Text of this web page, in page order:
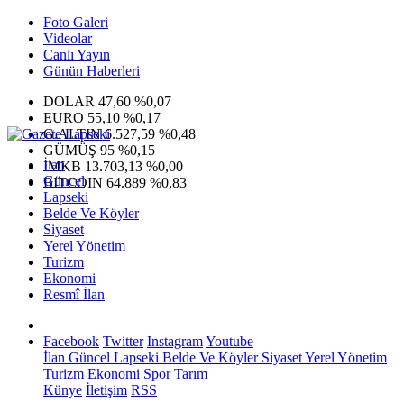
Foto Galeri
Videolar
Canlı Yayın
Günün Haberleri
DOLAR 47,60 %0,07
EURO 55,10 %0,17
G.ALTIN6.527,59 %0,48
GÜMÜŞ 95 %0,15
IMKB 13.703,13 %0,00
BITCOIN 64.889 %0,83
İlan
Güncel
Lapseki
Belde Ve Köyler
Siyaset
Yerel Yönetim
Turizm
Ekonomi
Resmî İlan
Facebook Twitter InstagramYoutube
İlan Güncel Lapseki Belde Ve KöylerSiyasetYerel Yönetim
Turizm Ekonomi SporTarım
Künye İletişim RSS